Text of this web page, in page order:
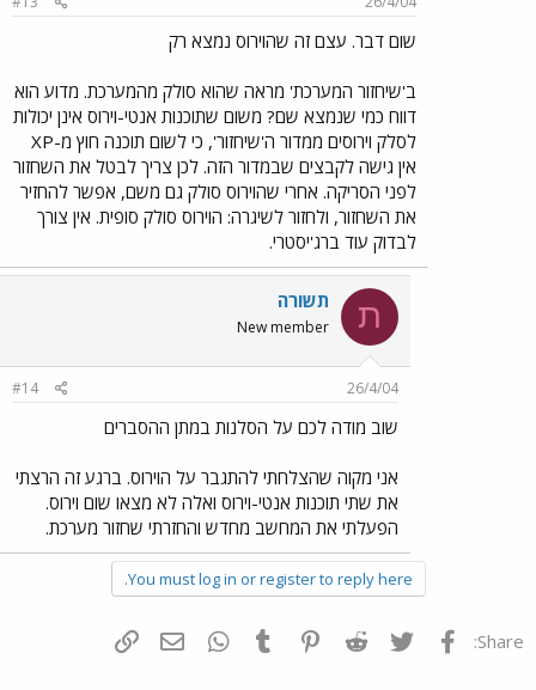
שום דבר. עצם זה שהוירוס נמצא רק
ב'שיחזור המערכת' מראה שהוא סולק מהמערכת. מדוע הוא
דווח כמי שנמצא שם? משום שתוכנות אנטי-וירוס אינן יכולות
לסלק וירוסים ממדור ה'שיחזור', כי לשום תוכנה חוץ מ-XP
אין גישה לקבצים שבמדור הזה. לכן צריך לבטל את השחזור
לפני הסריקה. אחרי שהוירוס סולק גם משם, אפשר להחזיר
את השחזור, ולחזור לשיגרה: הוירוס סולק סופית. אין צורך
לבדוק עוד ברג'יסטרי.
ת תשורה
New member
26/4/04
#14
שוב מודה לכם על הסלנות במתן ההסברים
אני מקוה שהצלחתי להתגבר על הוירוס. ברגע זה הרצתי
את שתי תוכנות אנטי-וירוס ואלה לא מצאו שום וירוס.
הפעלתי את המחשב מחדש והחזרתי שחזור מערכת.
You must log in or register to reply here.
Share: פייסבוק Twitter
Reddit
Pinterest
Tumblr
WhatsAppדואר אלקטרוני